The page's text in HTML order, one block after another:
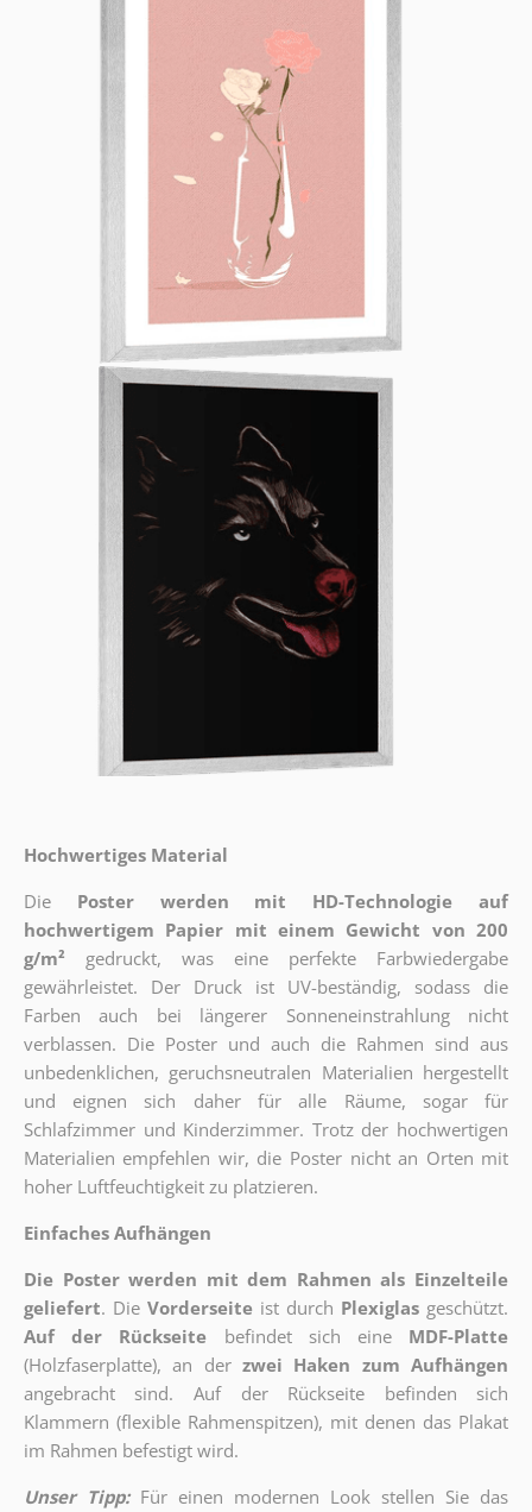
Hochwertiges Material
Die
Poster werden mit HD-Technologie auf
hochwertigem Papier mit einem Gewicht von 200
g/m²
gedruckt, was eine perfekte Farbwiedergabe
gewährleistet. Der Druck ist UV-beständig, sodass die
Farben auch bei längerer Sonneneinstrahlung nicht
verblassen. Die Poster und auch die Rahmen sind aus
unbedenklichen, geruchsneutralen Materialien hergestellt
und eignen sich daher für alle Räume, sogar für
Schlafzimmer und Kinderzimmer. Trotz der hochwertigen
Materialien empfehlen wir, die Poster nicht an Orten mit
hoher Luftfeuchtigkeit zu platzieren.
Einfaches Aufhängen
Die Poster werden mit dem Rahmen als Einzelteile
geliefert. Die Vorderseite ist durch Plexiglas geschützt.
Auf der Rückseite
befindet sich eine
MDF-Platte
(Holzfaserplatte), an der zwei Haken zum Aufhängen
angebracht sind.
Auf der Rückseite befinden sich
Klammern (flexible Rahmenspitzen), mit denen das Plakat
im Rahmen befestigt wird.
Unser Tipp: Für einen modernen Look stellen Sie das